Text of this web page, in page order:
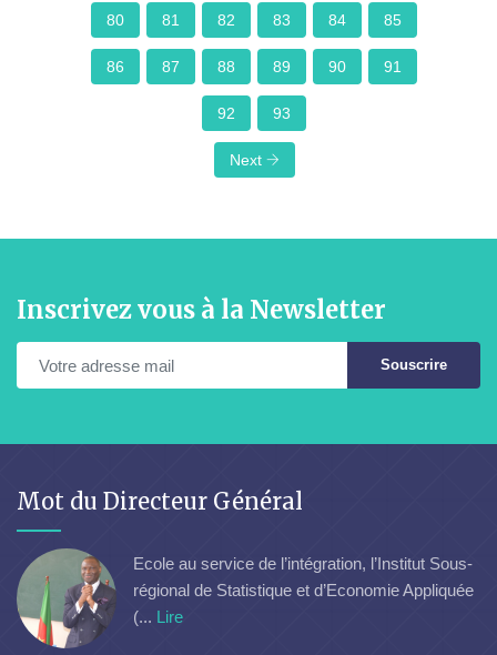
80 81 82 83 84 85
86 87 88 89 90 91
92 93
Next
Inscrivez vous à la Newsletter
Souscrire
Mot du Directeur Général
Ecole au service de l’intégration, l’Institut Sous-
régional de Statistique et d’Economie Appliquée
(... Lire